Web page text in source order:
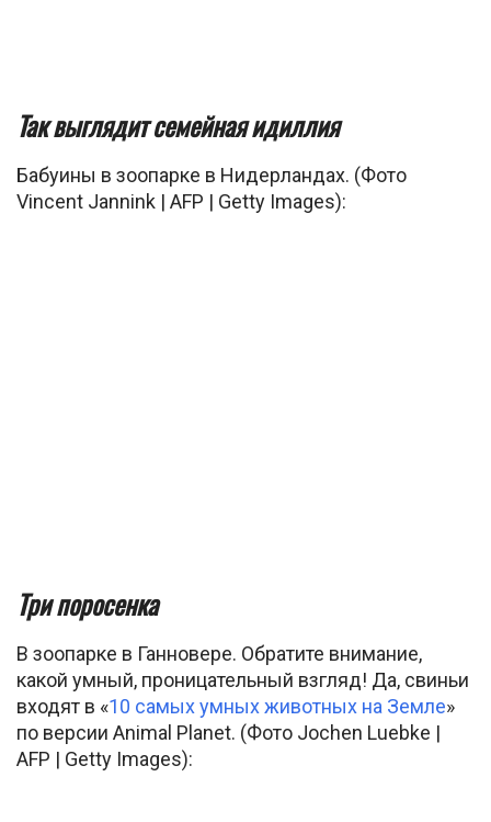
Так выглядит семейная идиллия
Бабуины в зоопарке в Нидерландах. (Фото
Vincent Jannink | AFP | Getty Images):
Три поросенка
В зоопарке в Ганновере. Обратите внимание,
какой умный, проницательный взгляд! Да, свиньи
входят в «10 самых умных животных на Земле»
по версии Animal Planet. (Фото Jochen Luebke |
AFP | Getty Images):